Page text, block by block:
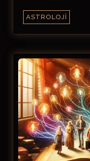
ASTROLOJI